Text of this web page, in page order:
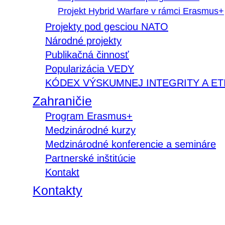
Projekt Hybrid Warfare v rámci Erasmus+
Projekty pod gesciou NATO
Národné projekty
Publikačná činnosť
Popularizácia VEDY
KÓDEX VÝSKUMNEJ INTEGRITY A
Zahraničie
Program Erasmus+
Medzinárodné kurzy
Medzinárodné konferencie a semináre
Partnerské inštitúcie
Kontakt
Kontakty